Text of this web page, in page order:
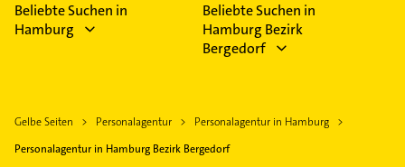
Beliebte Suchen in
Hamburg
Beliebte Suchen in
Hamburg Bezirk
Bergedorf
Gelbe Seiten Personalagentur
Personalagentur in Hamburg
Personalagentur in Hamburg Bezirk Bergedorf